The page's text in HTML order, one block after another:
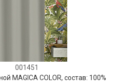
001451
MAGICA COLOR, состав: 100%